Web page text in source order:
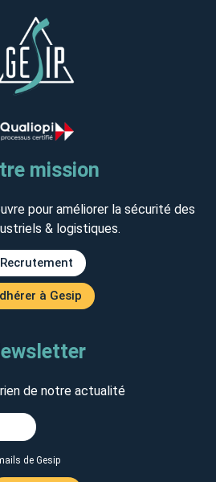
mission
pour améliorer la sécurité des
& logistiques.
Recrutement
à Gesip
de notre actualité
de Gesip